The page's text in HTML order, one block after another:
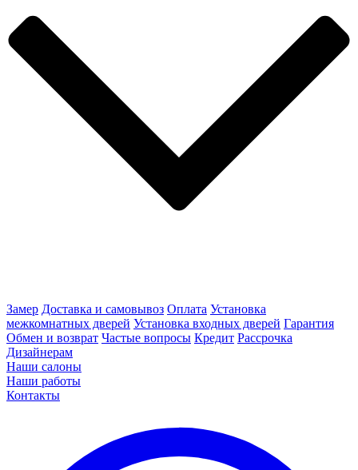
Замер Доставка и самовывоз Оплата Установка
межкомнатных дверей Установка входных дверей Гарантия
Обмен и возврат Частые вопросы Кредит Рассрочка
Дизайнерам
Наши салоны
Наши работы
Контакты